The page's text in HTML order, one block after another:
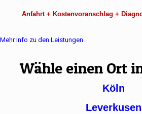
Anfahrt + Kostenvoranschlag +
Mehr Info zu den Leistungen
Wähle einen Ort
Köln
Leverkusen